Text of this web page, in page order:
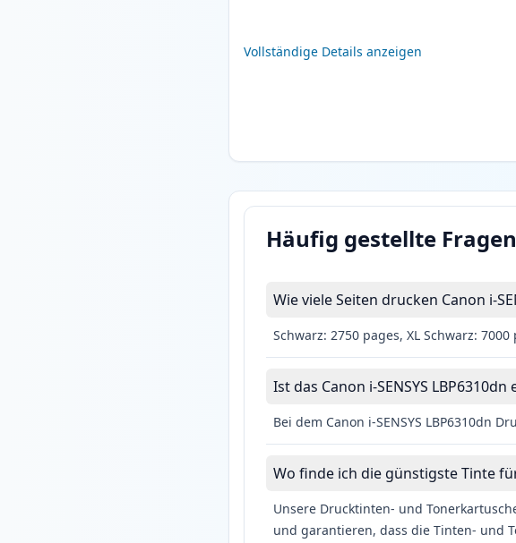
Vollständige Details anzeigen
Häufig gestellte Fragen
Wie viele Seiten drucken Canon i-
Schwarz: 2750 pages, XL Schwarz: 7000
Ist das Canon i-SENSYS
Bei dem Canon i-SENSYS LBP6310dn
Wo finde ich die günstigste Tinte für
Unsere Drucktinten- und
und garantieren, dass die Tinten- und